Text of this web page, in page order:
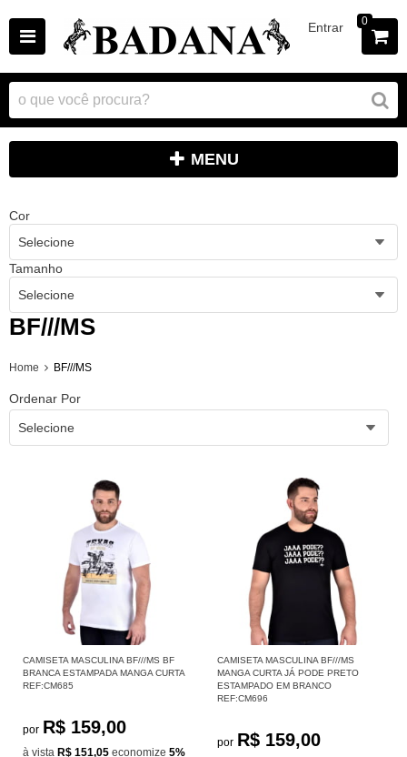
Entrar 0
MENU
Cor
Selecione
Tamanho
Selecione
BF///MS
Home BF///MS
Ordenar Por
Selecione
CAMISETA MASCULINA BF///MS BF
BRANCA ESTAMPADA MANGA CURTA
REF:CM685
por R$ 159,00
à vista R$ 151,05 economize 5%
CAMISETA MASCULINA BF///MS
MANGA CURTA JÁ PODE PRETO
ESTAMPADO EM BRANCO
REF:CM696
por R$ 159,00